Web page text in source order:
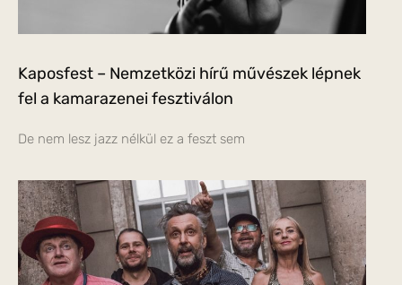
Kaposfest – Nemzetközi hírű művészek lépnek
fel a kamarazenei fesztiválon
De nem lesz jazz nélkül ez a feszt sem